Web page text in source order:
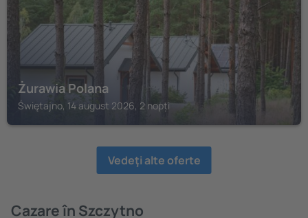
Żurawia Polana
Świętajno, 14 august 2026, 2 nopți
Vedeţi alte oferte
Cazare în Szczytno